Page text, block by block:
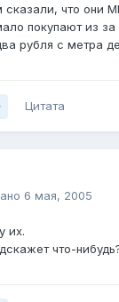
сказали, что они
покупают из за
рубля с метра
Цитата
6 мая, 2005
их.
что-